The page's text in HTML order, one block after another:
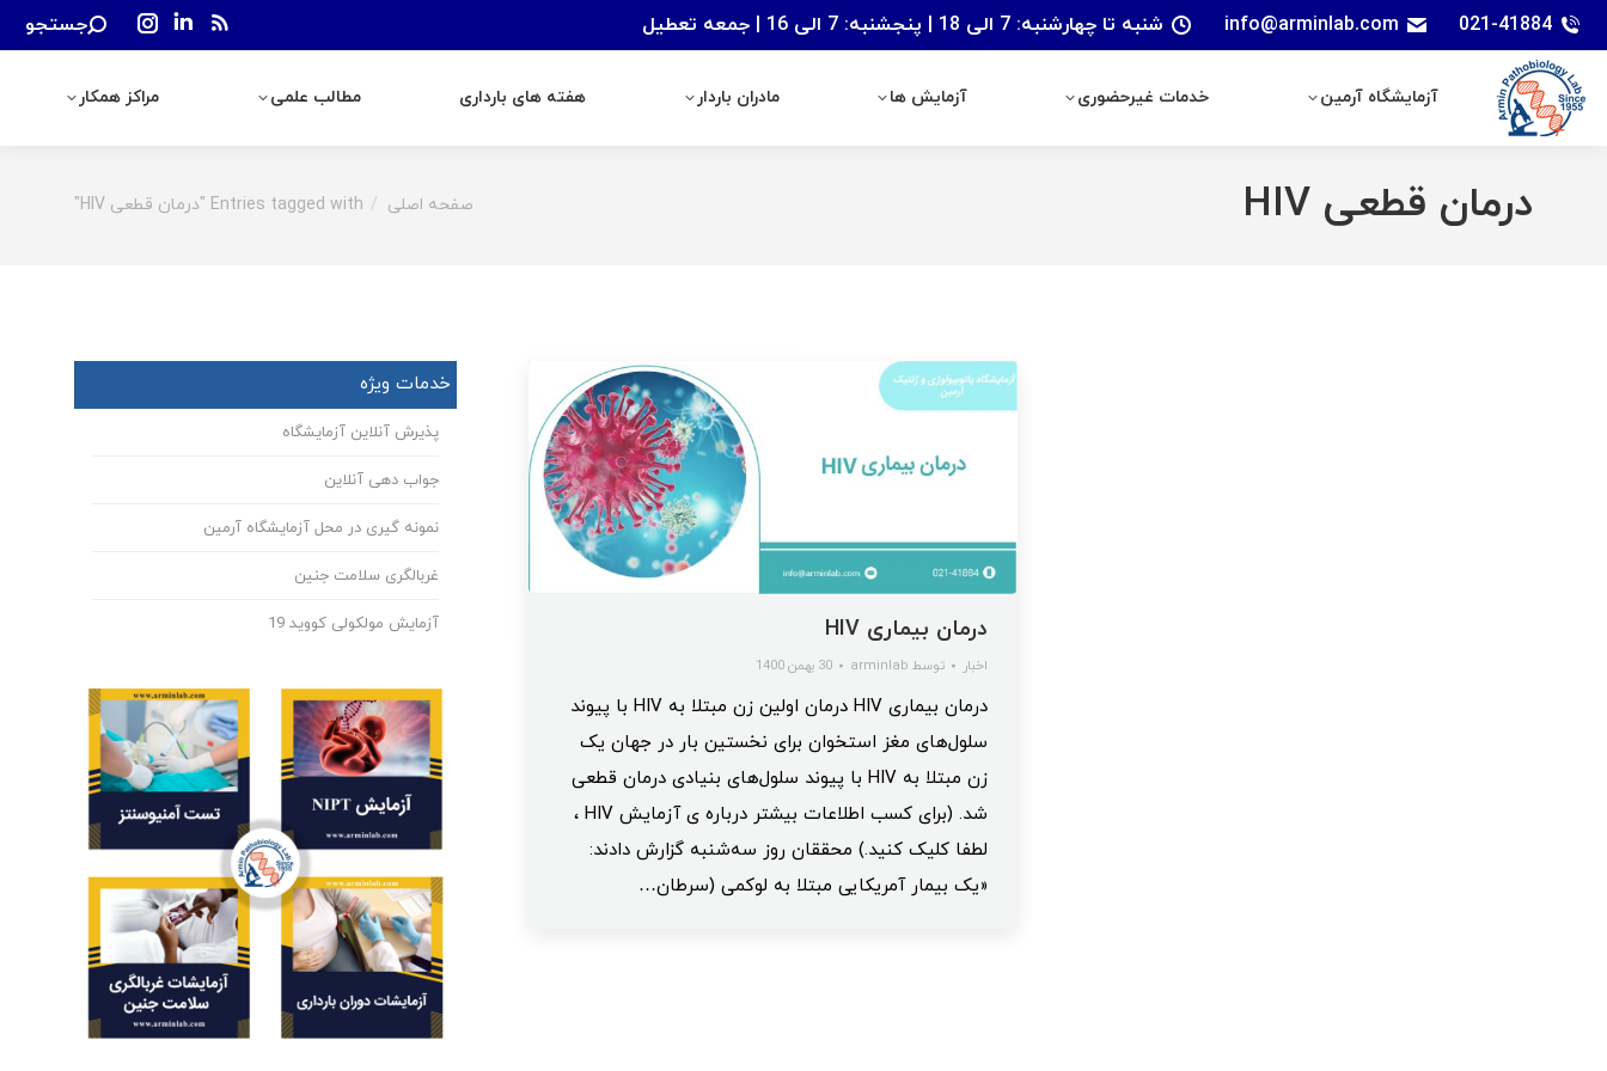
021-41884
info@arminlab.com شنبه تا چهارشنبه: 7 الی 18 | پنجشنبه: 7 الی 16 | جمعه تعطیل
Rss
window
Linkedin
opens
window
Instagram
opens
window
Search:
جستجو
آزمایشگاه آرمین خدمات غیرحضوری آزمایش ها مادران باردار هفته های بارداری مطالب علمی مراکز همکار
درمان قطعی HIV You are here:
صفحه اصلی Entries tagged with "درمان قطعی HIV"
درمان بیماری HIV
اخبار توسط arminlab 30 بهمن 1400
درمان بیماری HIV درمان اولین زن مبتلا به HIV با پیوند
سلول‌های مغز استخوان برای نخستین بار در جهان یک
زن مبتلا به HIV با پیوند سلول‌های بنیادی درمان قطعی
شد. (برای کسب اطلاعات بیشتر درباره ی آزمایش HIV ،
لطفا کلیک کنید.) محققان روز سه‌شنبه گزارش دادند:
«یک بیمار آمریکایی مبتلا به لوکمی (سرطان…
خدمات ویژه
پذیرش آنلاین آزمایشگاه
جواب دهی آنلاین
نمونه گیری در محل آزمایشگاه آرمین
غربالگری سلامت جنین
آزمایش مولکولی کووید 19
آزمایشگاه آرمین خدمات غیرحضوری آزمایش ها مادران باردار مراکز همکار